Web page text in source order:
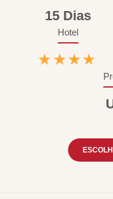
15 Dias
Hotel
★★★★